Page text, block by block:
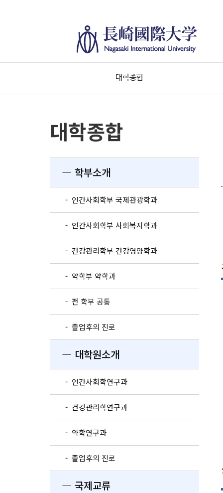
대학종합
대학종합
― 학부소개
- 인간사회학부 국제관광학과
- 인간사회학부 사회복지학과
- 건강관리학부 건강영양학과
- 약학부 약학과
- 전 학부 공통
- 졸업후의 진로
― 대학원소개
- 인간사회학연구과
- 건강관리학연구과
- 약학연구과
- 졸업후의 진로
― 국제교류